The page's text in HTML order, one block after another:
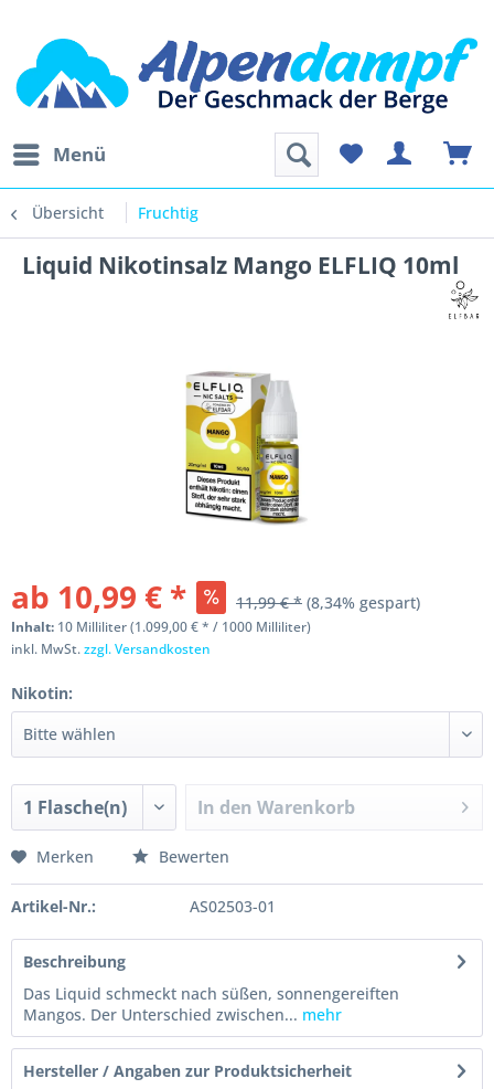
Menü
Übersicht Fruchtig
Liquid Nikotinsalz Mango ELFLIQ 10ml
ab 10,99 € * 11,99 € * (8,34% gespart)
Inhalt: 10 Milliliter (1.099,00 € * / 1000 Milliliter)
inkl. MwSt.zzgl. Versandkosten
Nikotin:
In den Warenkorb
Merken Bewerten
Artikel-Nr.: AS02503-01
Beschreibung
Das Liquid schmeckt nach süßen, sonnengereiften
Mangos. Der Unterschied zwischen... mehr
Hersteller / Angaben zur Produktsicherheit